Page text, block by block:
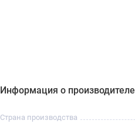
Информация о производителе
Страна производства